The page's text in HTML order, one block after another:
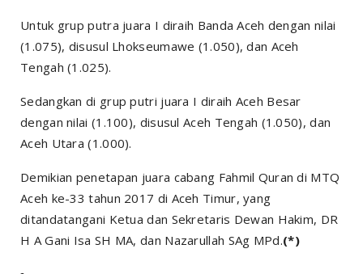
Untuk grup putra juara I diraih Banda Aceh dengan nilai
(1.075), disusul Lhokseumawe (1.050), dan Aceh
Tengah (1.025).
Sedangkan di grup putri juara I diraih Aceh Besar
dengan nilai (1.100), disusul Aceh Tengah (1.050), dan
Aceh Utara (1.000).
Demikian penetapan juara cabang Fahmil Quran di MTQ
Aceh ke-33 tahun 2017 di Aceh Timur, yang
ditandatangani Ketua dan Sekretaris Dewan Hakim, DR
H A Gani Isa SH MA, dan Nazarullah SAg MPd.(*)